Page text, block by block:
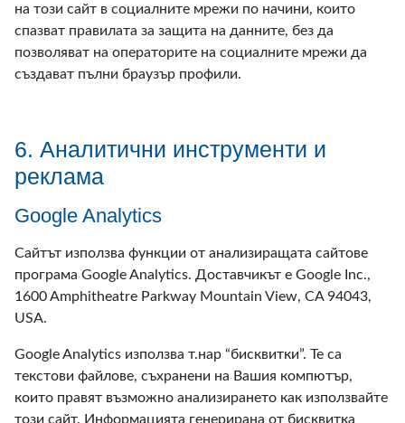
на този сайт в социалните мрежи по начини, които
спазват правилата за защита на данните, без да
позволяват на операторите на социалните мрежи да
създават пълни браузър профили.
6. Аналитични инструменти и
реклама
Google Analytics
Сайтът използва функции от анализиращата сайтове
програма Google Analytics. Доставчикът е Google Inc.,
1600 Amphitheatre Parkway Mountain View, CA 94043,
USA.
Google Analytics използва т.нар “бисквитки”. Те са
текстови файлове, съхранени на Вашия компютър,
които правят възможно анализирането как използвайте
този сайт. Информацията генерирана от бисквитка